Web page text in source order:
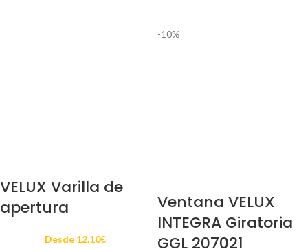
VELUX Varilla de
apertura
Desde 12.10€
-10%
Ventana VELUX
INTEGRA Giratoria
GGL 207021